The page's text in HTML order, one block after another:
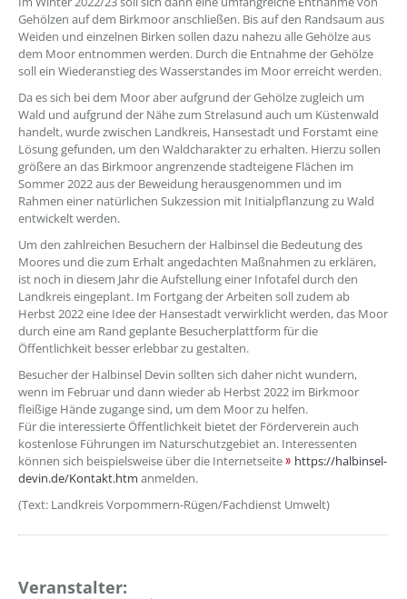
Gehölzen auf dem Birkmoor anschließen. Bis auf den Randsaum aus
Weiden und einzelnen Birken sollen dazu nahezu alle Gehölze aus
dem Moor entnommen werden. Durch die Entnahme der Gehölze
soll ein Wiederanstieg des Wasserstandes im Moor erreicht werden.
Da es sich bei dem Moor aber aufgrund der Gehölze zugleich um
Wald und aufgrund der Nähe zum Strelasund auch um Küstenwald
handelt, wurde zwischen Landkreis, Hansestadt und Forstamt eine
Lösung gefunden, um den Waldcharakter zu erhalten. Hierzu sollen
größere an das Birkmoor angrenzende stadteigene Flächen im
Sommer 2022 aus der Beweidung herausgenommen und im
Rahmen einer natürlichen Sukzession mit Initialpflanzung zu Wald
entwickelt werden.
Um den zahlreichen Besuchern der Halbinsel die Bedeutung des
Moores und die zum Erhalt angedachten Maßnahmen zu erklären,
ist noch in diesem Jahr die Aufstellung einer Infotafel durch den
Landkreis eingeplant. Im Fortgang der Arbeiten soll zudem ab
Herbst 2022 eine Idee der Hansestadt verwirklicht werden, das Moor
durch eine am Rand geplante Besucherplattform für die
Öffentlichkeit besser erlebbar zu gestalten.
Besucher der Halbinsel Devin sollten sich daher nicht wundern,
wenn im Februar und dann wieder ab Herbst 2022 im Birkmoor
fleißige Hände zugange sind, um dem Moor zu helfen.
Für die interessierte Öffentlichkeit bietet der Förderverein auch
kostenlose Führungen im Naturschutzgebiet an. Interessenten
können sich beispielsweise über die Internetseite
https://halbinsel-
devin.de/Kontakt.htm anmelden.
(Text: Landkreis Vorpommern-Rügen/Fachdienst Umwelt)
Veranstalter: